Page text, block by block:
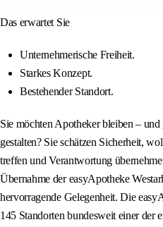
Das erwartet Sie
Unternehmerische Freiheit.
Starkes Konzept.
Bestehender Standort.
Sie möchten Apotheker bleiben –
gestalten? Sie schätzen Sicherheit,
treffen und Verantwortung
Übernahme der easyApotheke
hervorragende Gelegenheit. Die
145 Standorten bundesweit einer der